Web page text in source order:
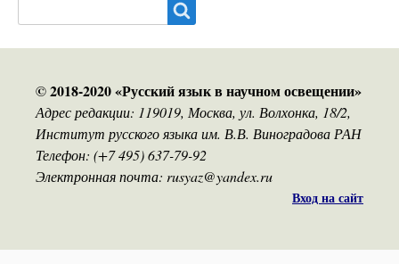
© 2018-2020 «Русский язык в научном освещении»
Адрес редакции: 119019, Москва, ул. Волхонка, 18/2,
Институт русского языка им. В.В. Виноградова РАН
Телефон: (+7 495) 637-79-92
Электронная почта: rusyaz@yandex.ru
Вход на сайт